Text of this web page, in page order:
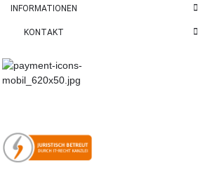
INFORMATIONEN
KONTAKT